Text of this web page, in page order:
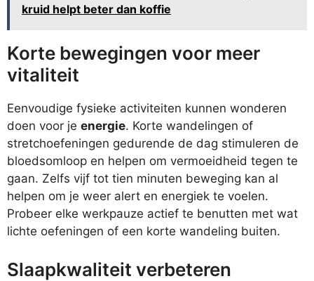
kruid helpt beter dan koffie
Korte bewegingen voor meer
vitaliteit
Eenvoudige fysieke activiteiten kunnen wonderen
doen voor je energie. Korte wandelingen of
stretchoefeningen gedurende de dag stimuleren de
bloedsomloop en helpen om vermoeidheid tegen te
gaan. Zelfs vijf tot tien minuten beweging kan al
helpen om je weer alert en energiek te voelen.
Probeer elke werkpauze actief te benutten met wat
lichte oefeningen of een korte wandeling buiten.
Slaapkwaliteit verbeteren